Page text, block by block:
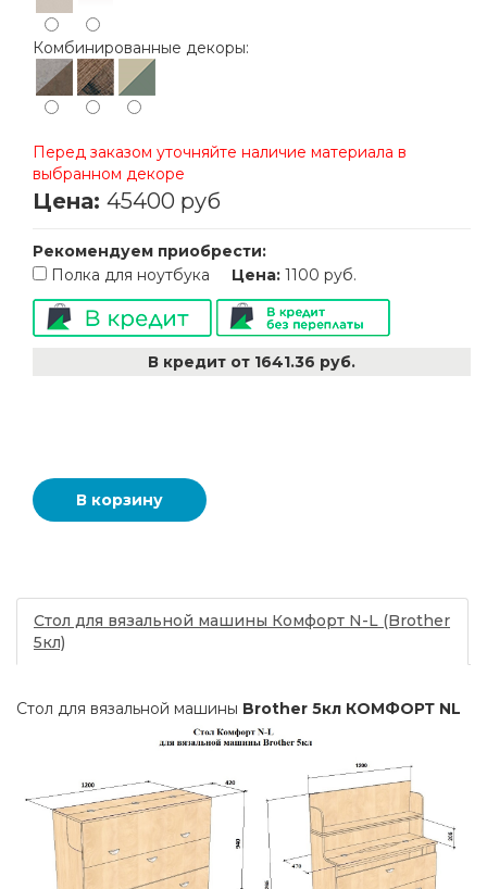
Комбинированные декоры:
Перед заказом уточняйте наличие материала в
выбранном декоре
Цена:
Рекомендуем приобрести:
Полка для ноутбука Цена: 1100 руб.
В кредит от 1641.36 руб.
Стол для вязальной машины Комфорт N-L (Brother
5кл)
Стол для вязальной машины Brother 5кл КОМФОРТ NL